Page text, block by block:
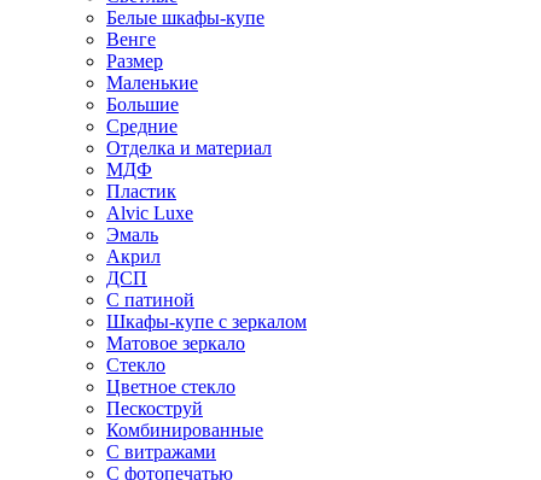
Белые шкафы-купе
Венге
Размер
Маленькие
Большие
Средние
Отделка и материал
МДФ
Пластик
Alvic Luxe
Эмаль
Акрил
ДСП
С патиной
Шкафы-купе с зеркалом
Матовое зеркало
Стекло
Цветное стекло
Пескоструй
Комбинированные
С витражами
С фотопечатью